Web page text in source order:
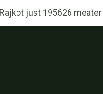
just 195626